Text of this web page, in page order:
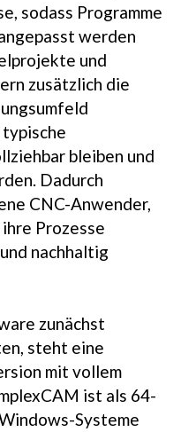
sodass Programme
werden
und
zusätzlich die
bleiben und
Dadurch
CNC-Anwender,
Prozesse
nachhaltig
zunächst
steht eine
mit vollem
ist als 64-
Systeme